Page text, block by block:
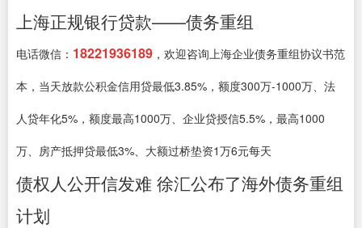
上海正规银行贷款——债务重组
电话微信： 18221936189 ，欢迎咨询上海企业债务重组协议书范
本，当天放款公积金信用贷最低3.85%，额度300万-1000万、法
人贷年化5%，额度最高1000万、企业贷授信5.5%，最高1000
万、房产抵押贷最低3%、大额过桥垫资1万6元每天
债权人公开信发难 徐汇公布了海外债务重组
计划